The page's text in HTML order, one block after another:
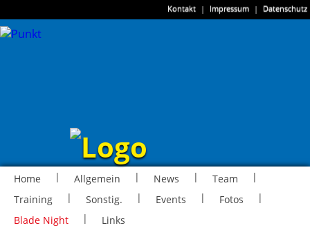
Kontakt | Impressum | Datenschutz
Home | Allgemein | News | Team
|
Training
| Sonstig. | Events | Fotos
|
Blade Night
| Links